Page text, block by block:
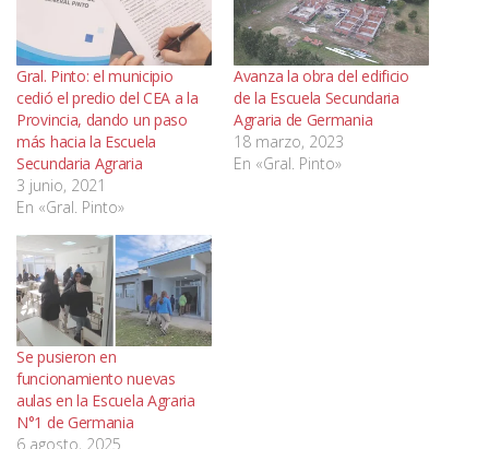
Gral. Pinto: el municipio
cedió el predio del CEA a la
Provincia, dando un paso
más hacia la Escuela
Secundaria Agraria
3 junio, 2021
En «Gral. Pinto»
Avanza la obra del edificio
de la Escuela Secundaria
Agraria de Germania
18 marzo, 2023
En «Gral. Pinto»
Se pusieron en
funcionamiento nuevas
aulas en la Escuela Agraria
N°1 de Germania
6 agosto, 2025